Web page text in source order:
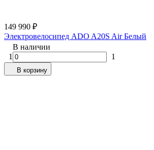
149 990 ₽
Электровелосипед ADO A20S Air Белый
В наличии
1
1
В корзину